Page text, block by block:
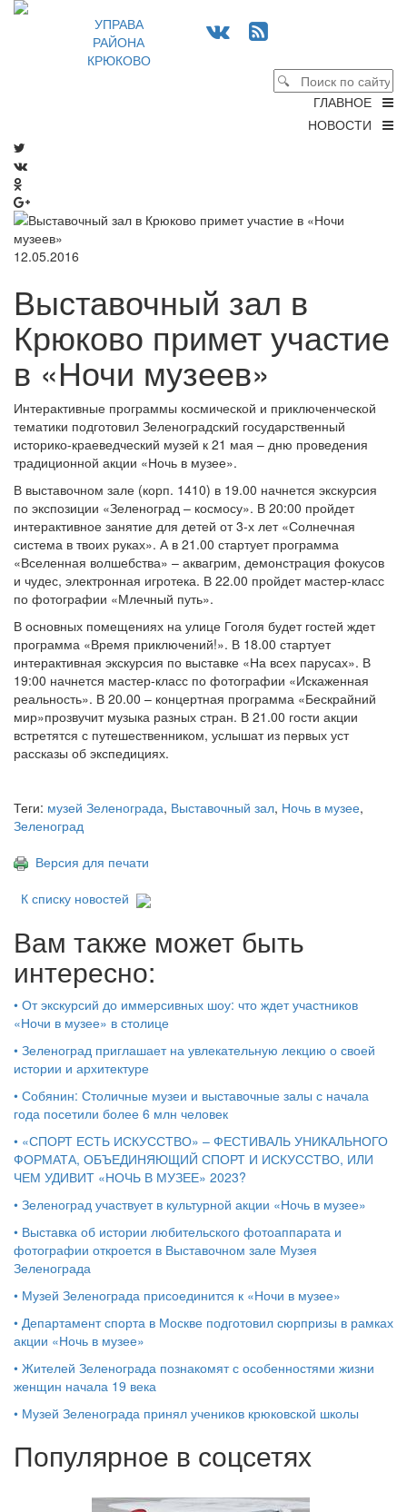
УПРАВА
РАЙОНА
КРЮКОВО
ГЛАВНОЕ
НОВОСТИ
12.05.2016
Выставочный зал в
Крюково примет участие
в «Ночи музеев»
Интерактивные программы космической и приключенческой
тематики подготовил Зеленоградский государственный
историко-краеведческий музей к 21 мая – дню проведения
традиционной акции «Ночь в музее».
В выставочном зале (корп. 1410) в 19.00 начнется экскурсия
по экспозиции «Зеленоград – космосу». В 20:00 пройдет
интерактивное занятие для детей от 3-х лет «Солнечная
система в твоих руках». А в 21.00 стартует программа
«Вселенная волшебства» – аквагрим, демонстрация фокусов
и чудес, электронная игротека. В 22.00 пройдет мастер-класс
по фотографии «Млечный путь».
В основных помещениях на улице Гоголя будет гостей ждет
программа «Время приключений!». В 18.00 стартует
интерактивная экскурсия по выставке «На всех парусах». В
19:00 начнется мастер-класс по фотографии «Искаженная
реальность». В 20.00 – концертная программа «Бескрайний
мир»прозвучит музыка разных стран. В 21.00 гости акции
встретятся с путешественником, услышат из первых уст
рассказы об экспедициях.
Теги: музей Зеленограда, Выставочный зал, Ночь в музее,
Зеленоград
Версия для печати
К списку новостей
Вам также может быть
интересно:
• От экскурсий до иммерсивных шоу: что ждет участников
«Ночи в музее» в столице
• Зеленоград приглашает на увлекательную лекцию о своей
истории и архитектуре
• Собянин: Столичные музеи и выставочные залы с начала
года посетили более 6 млн человек
• «СПОРТ ЕСТЬ ИСКУССТВО» – ФЕСТИВАЛЬ УНИКАЛЬНОГО
ФОРМАТА, ОБЪЕДИНЯЮЩИЙ СПОРТ И ИСКУССТВО, ИЛИ
ЧЕМ УДИВИТ «НОЧЬ В МУЗЕЕ» 2023?
• Зеленоград участвует в культурной акции «Ночь в музее»
• Выставка об истории любительского фотоаппарата и
фотографии откроется в Выставочном зале Музея
Зеленограда
• Музей Зеленограда присоединится к «Ночи в музее»
• Департамент спорта в Москве подготовил сюрпризы в рамках
акции «Ночь в музее»
• Жителей Зеленограда познакомят с особенностями жизни
женщин начала 19 века
• Музей Зеленограда принял учеников крюковской школы
Популярное в соцсетях